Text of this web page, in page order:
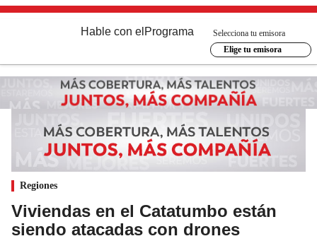
Hable con el Programa
Selecciona tu emisora
Elige tu emisora
Regiones
Viviendas en el Catatumbo están
siendo atacadas con drones